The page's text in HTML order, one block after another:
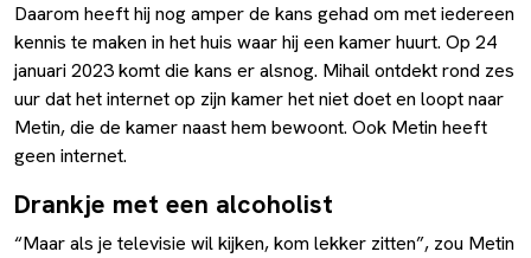
Daarom heeft hij nog amper de kans gehad om met iedereen
kennis te maken in het huis waar hij een kamer huurt. Op 24
januari 2023 komt die kans er alsnog. Mihail ontdekt rond zes
uur dat het internet op zijn kamer het niet doet en loopt naar
Metin, die de kamer naast hem bewoont. Ook Metin heeft
geen internet.
Drankje met een alcoholist
“Maar als je televisie wil kijken, kom lekker zitten”, zou Metin